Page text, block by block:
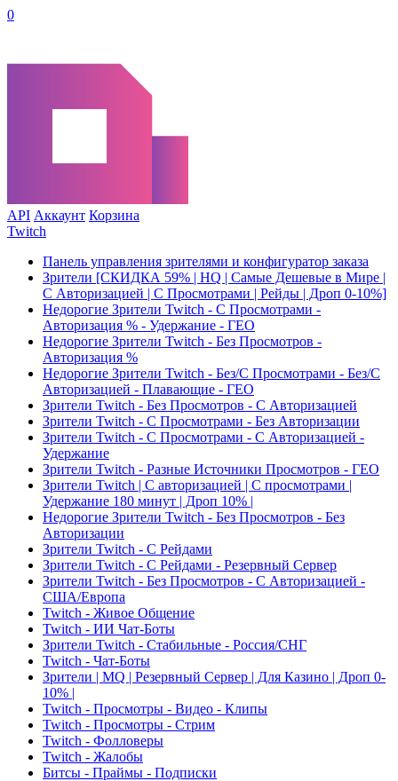
0
API Аккаунт Корзина
Twitch
Панель управления зрителями и конфигуратор заказа
Зрители [СКИДКА 59% | HQ | Самые Дешевые в Мире |
С Авторизацией | С Просмотрами | Рейды | Дроп 0-10%]
Недорогие Зрители Twitch - С Просмотрами -
Авторизация % - Удержание - ГЕО
Недорогие Зрители Twitch - Без Просмотров -
Авторизация %
Недорогие Зрители Twitch - Без/С Просмотрами - Без/С
Авторизацией - Плавающие - ГЕО
Зрители Twitch - Без Просмотров - С Авторизацией
Зрители Twitch - С Просмотрами - Без Авторизации
Зрители Twitch - С Просмотрами - С Авторизацией -
Удержание
Зрители Twitch - Разные Источники Просмотров - ГЕО
Зрители Twitch | С авторизацией | С просмотрами |
Удержание 180 минут | Дроп 10% |
Недорогие Зрители Twitch - Без Просмотров - Без
Авторизации
Зрители Twitch - С Рейдами
Зрители Twitch - С Рейдами - Резервный Сервер
Зрители Twitch - Без Просмотров - С Авторизацией -
США/Европа
Twitch - Живое Общение
Twitch - ИИ Чат-Боты
Зрители Twitch - Стабильные - Россия/СНГ
Twitch - Чат-Боты
Зрители | MQ | Резервный Сервер | Для Казино | Дроп 0-
10% |
Twitch - Просмотры - Видео - Клипы
Twitch - Просмотры - Стрим
Twitch - Фолловеры
Twitch - Жалобы
Битсы - Праймы - Подписки